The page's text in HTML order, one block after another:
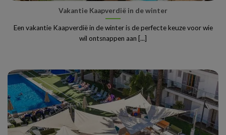
Vakantie Kaapverdië in de winter
Een vakantie Kaapverdië in de winter is de perfecte keuze voor wie
wil ontsnappen aan [...]